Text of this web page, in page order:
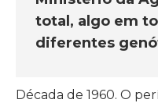
total, algo em
diferentes
Década de 1960. O